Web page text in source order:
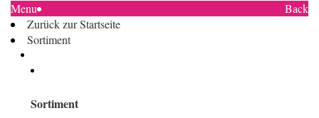
Menu
Back
Zurück zur Startseite
Sortiment
Sortiment